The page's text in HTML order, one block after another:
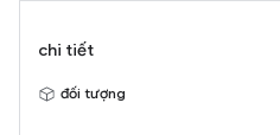
chi tiết
đối tượng